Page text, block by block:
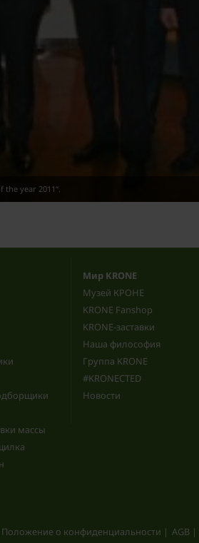
year 2011“.
массы
Мир KRONE
Музей КРОНЕ
KRONE Fanshop
KRONE-заставки
Наша философия
Группа KRONE
#KRONECTED
Новости
Положение о конфиденциальности AGB